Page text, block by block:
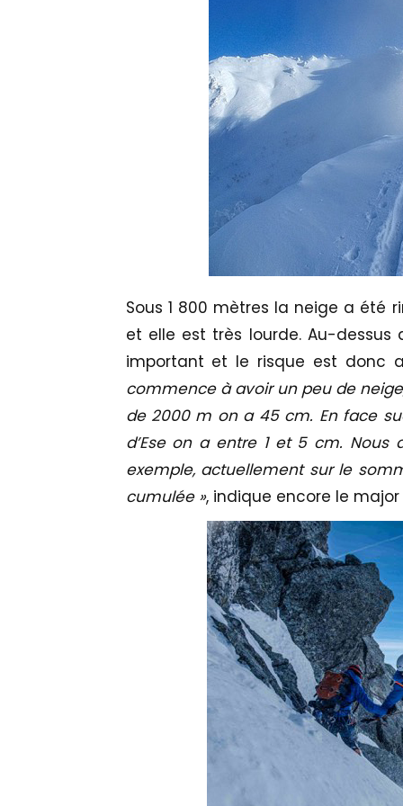
Sous 1 800 mètres la neige a été
et elle est très lourde. Au-
important et le risque est donc
commence à avoir un peu de
de 2000 m on a 45 cm. En face
d’Ese on a entre 1 et 5 cm.
exemple, actuellement sur le
cumulée », indique encore le major